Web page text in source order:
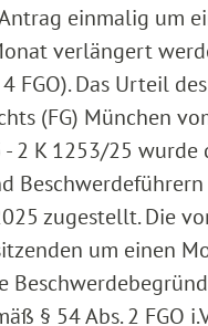
einmalig um
verlängert
FGO). Das Urteil des
(FG) München
- 2 K 1253/25 wurde
zugestellt. Die
um einen
§ 54 Abs. 2 FGO